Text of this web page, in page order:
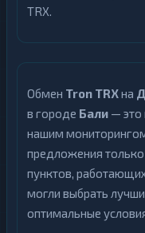
TRX.
Обмен Tron TRXна
в городе Бали — это
нашим
предложения
пунктов,
могли выбрать
оптимальные